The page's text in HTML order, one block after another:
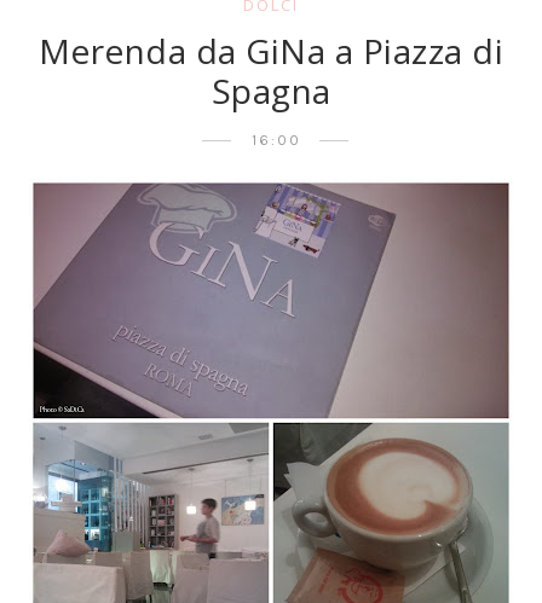
DOLCI
Merenda da GiNa a Piazza di
Spagna
16:00